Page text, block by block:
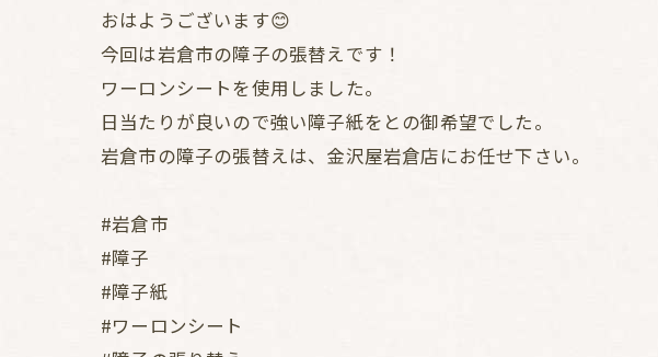
おはようございます😊
今回は岩倉市の障子の張替えです！
ワーロンシートを使用しました。
日当たりが良いので強い障子紙をとの御希望でした。
岩倉市の障子の張替えは、金沢屋岩倉店にお任せ下さい。
#岩倉市
#障子
#障子紙
#ワーロンシート